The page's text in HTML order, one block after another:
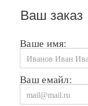
Ваш заказ
Ваше имя:
Ваш емайл: